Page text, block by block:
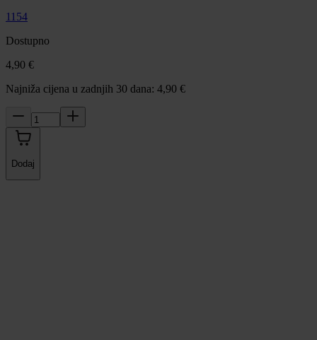
1154
Dostupno
4,90 €
Najniža cijena u zadnjih 30 dana: 4,90 €
Dodaj